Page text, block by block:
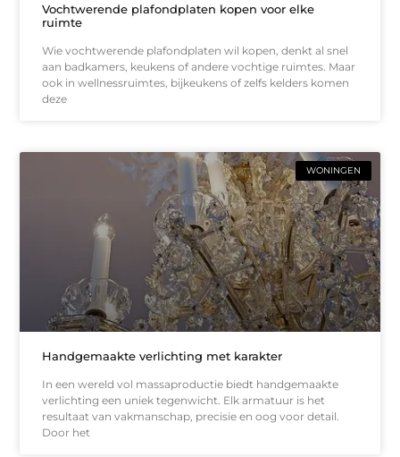
Vochtwerende plafondplaten kopen voor elke
ruimte
Wie vochtwerende plafondplaten wil kopen, denkt al snel
aan badkamers, keukens of andere vochtige ruimtes. Maar
ook in wellnessruimtes, bijkeukens of zelfs kelders komen
deze
WONINGEN
Handgemaakte verlichting met karakter
In een wereld vol massaproductie biedt handgemaakte
verlichting een uniek tegenwicht. Elk armatuur is het
resultaat van vakmanschap, precisie en oog voor detail.
Door het